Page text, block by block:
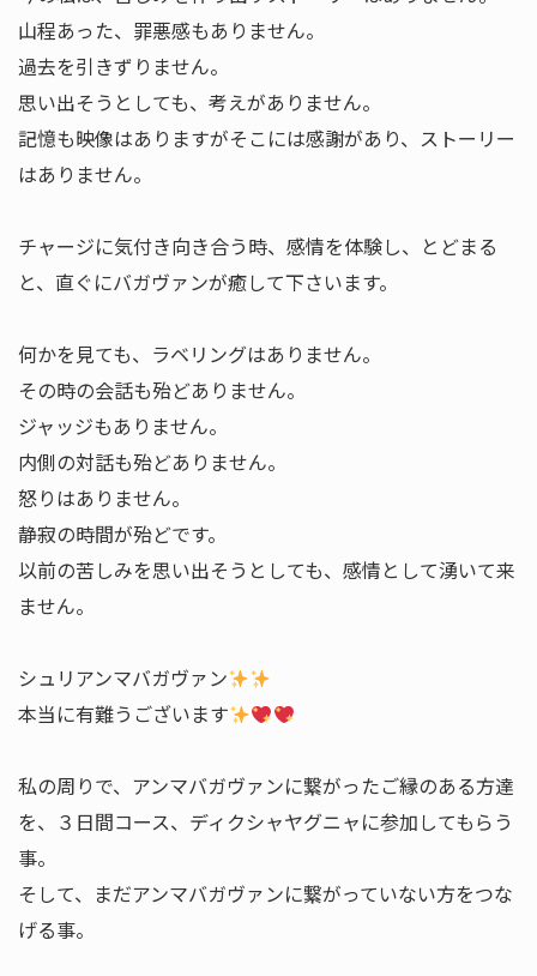
山程あった、罪悪感もありません。
過去を引きずりません。
思い出そうとしても、考えがありません。
記憶も映像はありますがそこには感謝があり、ストーリー
はありません。
チャージに気付き向き合う時、感情を体験し、とどまる
と、直ぐにバガヴァンが癒して下さいます。
何かを見ても、ラベリングはありません。
その時の会話も殆どありません。
ジャッジもありません。
内側の対話も殆どありません。
怒りはありません。
静寂の時間が殆どです。
以前の苦しみを思い出そうとしても、感情として湧いて来
ません。
シュリアンマバガヴァン
本当に有難うございます
私の周りで、アンマバガヴァンに繋がったご縁のある方達
を、３日間コース、ディクシャヤグニャに参加してもらう
事。
そして、まだアンマバガヴァンに繋がっていない方をつな
げる事。